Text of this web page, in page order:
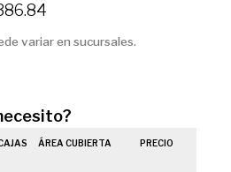
variar en sucursales.
ÁREA CUBIERTA PRECIO